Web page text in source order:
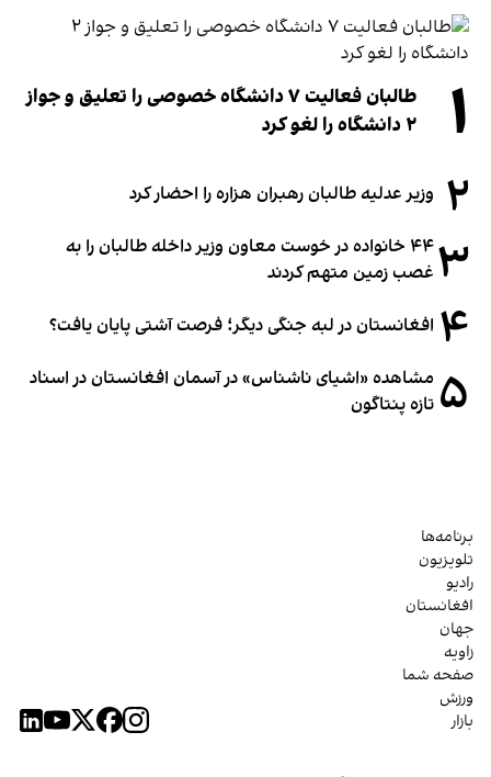
۱
طالبان فعالیت ۷ دانشگاه خصوصی را تعلیق و جواز
۲ دانشگاه را لغو کرد
۲ وزیر عدلیه طالبان رهبران هزاره را احضار کرد
۳
۴۴ خانواده در خوست معاون وزیر داخله طالبان را به
غصب زمین متهم کردند
۴ افغانستان در لبه جنگی دیگر؛ فرصت آشتی پایان یافت؟
۵ مشاهده «اشیای ناشناس» در آسمان افغانستان در اسناد
تازه پنتاگون
برنامه‌ها
تلویزیون
رادیو
افغانستان
جهان
زاویه
صفحه شما
ورزش
بازار